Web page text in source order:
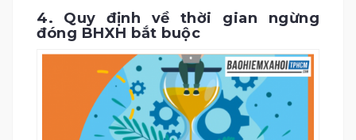
4. Quy định về thời gian ngừng
đóng BHXH bắt buộc